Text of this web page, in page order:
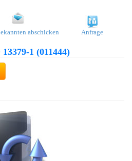
abschicken Anfrage
1 (011444)